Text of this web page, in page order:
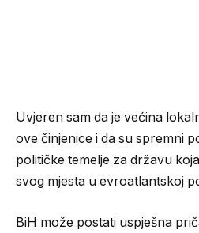
Uvjeren sam da je većina
ove činjenice i da su spremni
političke temelje za državu
svog mjesta u evroatlantskoj
BiH može postati uspješna